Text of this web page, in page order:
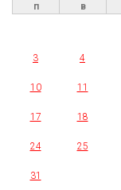
п в
3 4
10 11
17 18
24 25
31